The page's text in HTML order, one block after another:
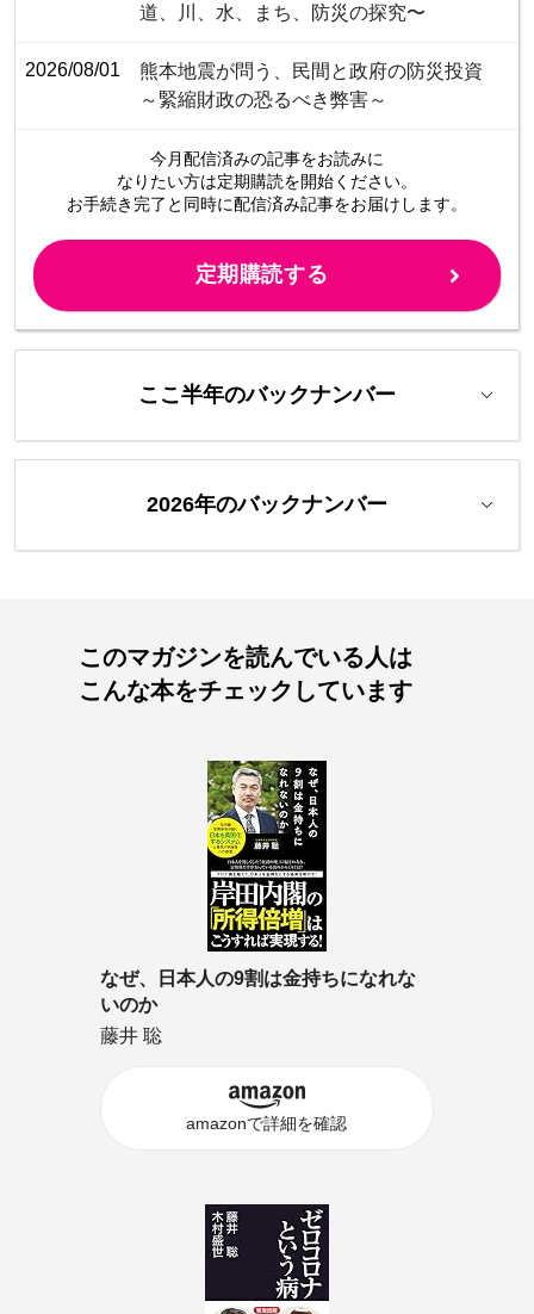
道、川、水、まち、防災の探究〜
2026/08/01
熊本地震が問う、民間と政府の防災投資
～緊縮財政の恐るべき弊害～
今月配信済みの記事をお読みに
なりたい方は定期購読を開始ください。
お手続き完了と同時に配信済み記事をお届けします。
定期購読する
ここ半年のバックナンバー
2026年のバックナンバー
このマガジンを読んでいる人は
こんな本をチェックしています
なぜ、日本人の9割は金持ちになれな
いのか
藤井 聡
amazonで詳細を確認